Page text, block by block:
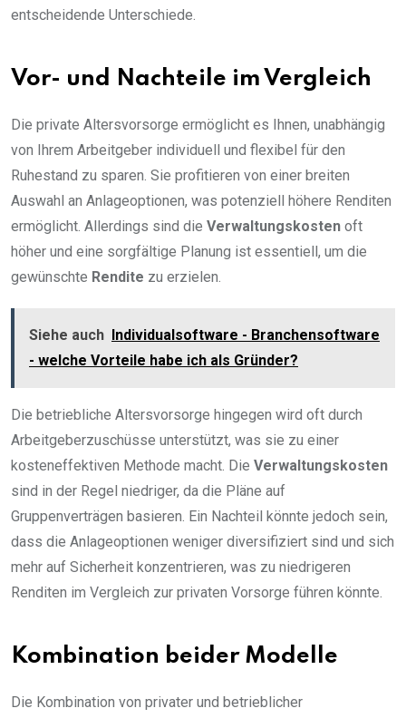
entscheidende Unterschiede.
Vor- und Nachteile im Vergleich
Die private Altersvorsorge ermöglicht es Ihnen, unabhängig
von Ihrem Arbeitgeber individuell und flexibel für den
Ruhestand zu sparen. Sie profitieren von einer breiten
Auswahl an Anlageoptionen, was potenziell höhere Renditen
ermöglicht. Allerdings sind die Verwaltungskosten oft
höher und eine sorgfältige Planung ist essentiell, um die
gewünschte Rendite zu erzielen.
Siehe auch
Individualsoftware - Branchensoftware
- welche Vorteile habe ich als Gründer?
Die betriebliche Altersvorsorge hingegen wird oft durch
Arbeitgeberzuschüsse unterstützt, was sie zu einer
kosteneffektiven Methode macht. Die Verwaltungskosten
sind in der Regel niedriger, da die Pläne auf
Gruppenverträgen basieren. Ein Nachteil könnte jedoch sein,
dass die Anlageoptionen weniger diversifiziert sind und sich
mehr auf Sicherheit konzentrieren, was zu niedrigeren
Renditen im Vergleich zur privaten Vorsorge führen könnte.
Kombination beider Modelle
Die Kombination von privater und betrieblicher